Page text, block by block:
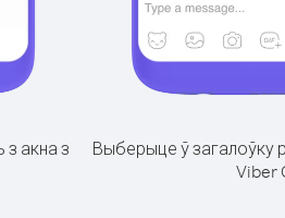
з акна з
Выберыце ў загалоўку
Viber